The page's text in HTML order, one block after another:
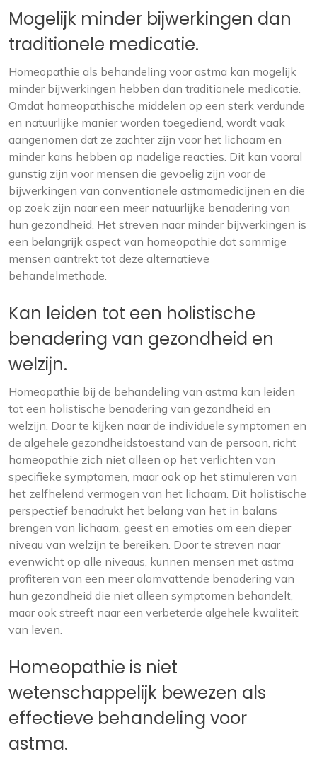
Mogelijk minder bijwerkingen dan
traditionele medicatie.
Homeopathie als behandeling voor astma kan mogelijk
minder bijwerkingen hebben dan traditionele medicatie.
Omdat homeopathische middelen op een sterk verdunde
en natuurlijke manier worden toegediend, wordt vaak
aangenomen dat ze zachter zijn voor het lichaam en
minder kans hebben op nadelige reacties. Dit kan vooral
gunstig zijn voor mensen die gevoelig zijn voor de
bijwerkingen van conventionele astmamedicijnen en die
op zoek zijn naar een meer natuurlijke benadering van
hun gezondheid. Het streven naar minder bijwerkingen is
een belangrijk aspect van homeopathie dat sommige
mensen aantrekt tot deze alternatieve
behandelmethode.
Kan leiden tot een holistische
benadering van gezondheid en
welzijn.
Homeopathie bij de behandeling van astma kan leiden
tot een holistische benadering van gezondheid en
welzijn. Door te kijken naar de individuele symptomen en
de algehele gezondheidstoestand van de persoon, richt
homeopathie zich niet alleen op het verlichten van
specifieke symptomen, maar ook op het stimuleren van
het zelfhelend vermogen van het lichaam. Dit holistische
perspectief benadrukt het belang van het in balans
brengen van lichaam, geest en emoties om een ​​dieper
niveau van welzijn te bereiken. Door te streven naar
evenwicht op alle niveaus, kunnen mensen met astma
profiteren van een meer alomvattende benadering van
hun gezondheid die niet alleen symptomen behandelt,
maar ook streeft naar een verbeterde algehele kwaliteit
van leven.
Homeopathie is niet
wetenschappelijk bewezen als
effectieve behandeling voor
astma.